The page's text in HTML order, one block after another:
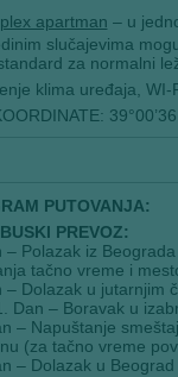
apartman – u
slučajevima
za normalni
klima uređaja, WI-
PUTOVANJA:
PREVOZ:
– Polazak iz
tačno vreme i
– Dolazak u jutarnjim
Dan – Boravak u
– Napuštanje
(za tačno vreme
– Dolazak u